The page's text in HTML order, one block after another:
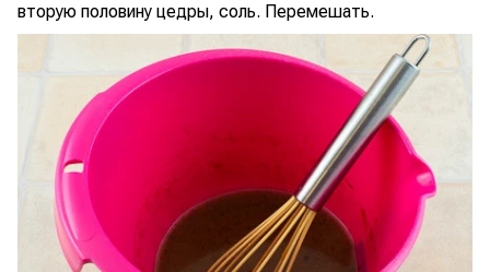
вторую половину цедры, соль. Перемешать.